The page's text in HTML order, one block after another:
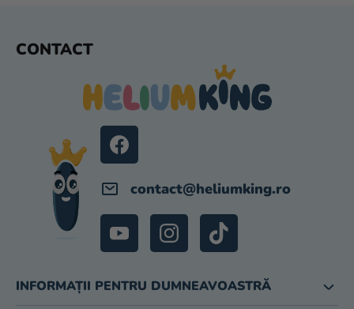
CONTACT
contact@heliumking.ro
INFORMAȚII PENTRU DUMNEAVOASTRĂ